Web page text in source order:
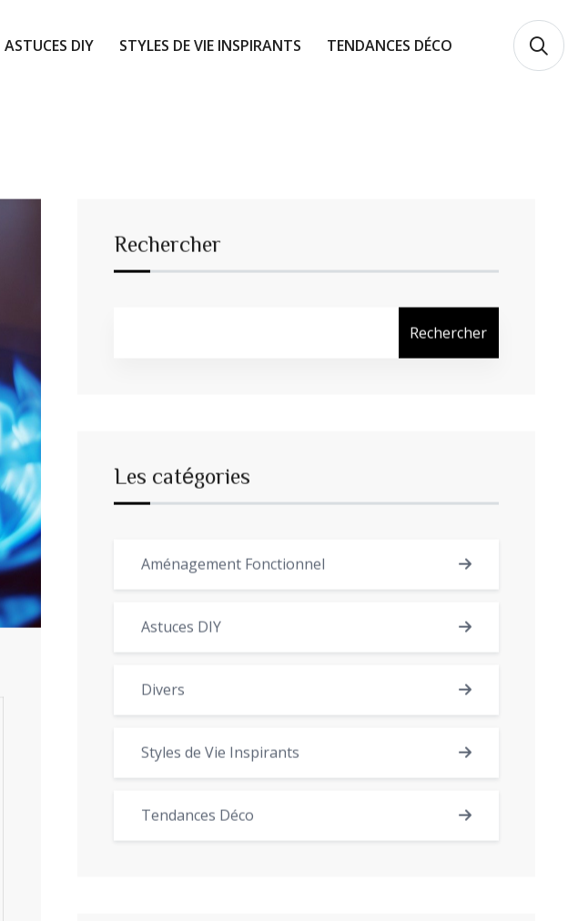
ASTUCES DIY STYLES DE VIE INSPIRANTS TENDANCES DÉCO
Rechercher
Rechercher
Les catégories
Aménagement Fonctionnel
Astuces DIY
Divers
Styles de Vie Inspirants
Tendances Déco